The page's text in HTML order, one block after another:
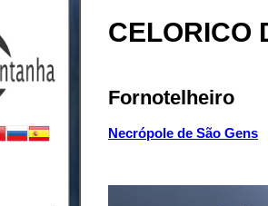
CELORICO
Fornotelheiro
Necrópole de São Gens